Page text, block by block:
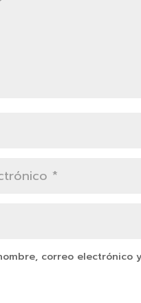
correo electrónico